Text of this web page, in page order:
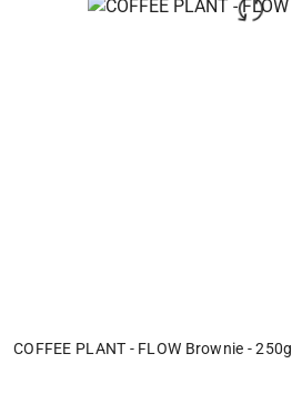
COFFEE PLANT - FLOW Brownie - 250g